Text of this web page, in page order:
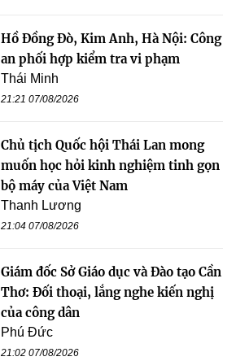
Hồ Đồng Đò, Kim Anh, Hà Nội: Công
an phối hợp kiểm tra vi phạm
Thái Minh
21:21 07/08/2026
Chủ tịch Quốc hội Thái Lan mong
muốn học hỏi kinh nghiệm tinh gọn
bộ máy của Việt Nam
Thanh Lương
21:04 07/08/2026
Giám đốc Sở Giáo dục và Đào tạo Cần
Thơ: Đối thoại, lắng nghe kiến nghị
của công dân
Phú Đức
21:02 07/08/2026